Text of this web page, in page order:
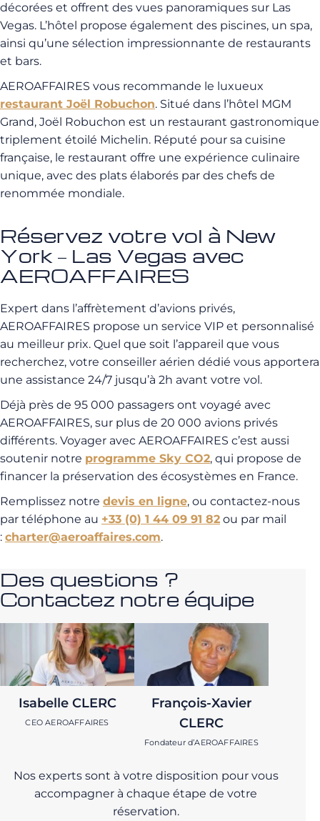
décorées et offrent des vues panoramiques sur Las
Vegas. L’hôtel propose également des piscines, un spa,
ainsi qu’une sélection impressionnante de restaurants
et bars.
AEROAFFAIRES vous recommande le luxueux
restaurant Joël Robuchon. Situé dans l’hôtel MGM
Grand, Joël Robuchon est un restaurant gastronomique
triplement étoilé Michelin. Réputé pour sa cuisine
française, le restaurant offre une expérience culinaire
unique, avec des plats élaborés par des chefs de
renommée mondiale.
Réservez votre vol à New
York – Las Vegas avec
AEROAFFAIRES
Expert dans l’affrètement d’avions privés,
AEROAFFAIRES propose un service VIP et personnalisé
au meilleur prix. Quel que soit l’appareil que vous
recherchez, votre conseiller aérien dédié vous apportera
une assistance 24/7 jusqu’à 2h avant votre vol.
Déjà près de 95 000 passagers ont voyagé avec
AEROAFFAIRES, sur plus de 20 000 avions privés
différents. Voyager avec AEROAFFAIRES c’est aussi
soutenir notre programme Sky CO2, qui propose de
financer la préservation des écosystèmes en France.
Remplissez notre devis en ligne, ou contactez-nous
par téléphone au +33 (0) 1 44 09 91 82 ou par mail
: charter@aeroaffaires.com.
Des questions ?
Contactez notre équipe
Isabelle CLERC
CEO AEROAFFAIRES
François-Xavier
CLERC
Fondateur d’AEROAFFAIRES
Nos experts sont à votre disposition pour vous
accompagner à chaque étape de votre
réservation.